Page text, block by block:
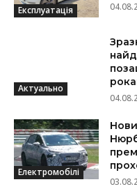
Експлуатація
Актуально
Електромобілі